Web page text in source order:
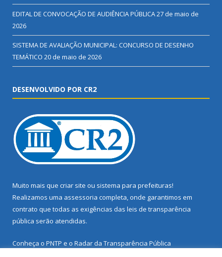
EDITAL DE CONVOCAÇÃO DE AUDIÊNCIA PÚBLICA27 de maio de
2026
SISTEMA DE AVALIAÇÃO MUNICIPAL: CONCURSO DE DESENHO
TEMÁTICO 20 de maio de 2026
DESENVOLVIDO POR CR2
Muito mais que criar site ou sistema para prefeituras!
Realizamos uma assessoria completa, onde garantimos em
contrato que todas as exigências das leis de transparência
pública serão atendidas.
Conheça o PNTP e o Radar da Transparência Pública